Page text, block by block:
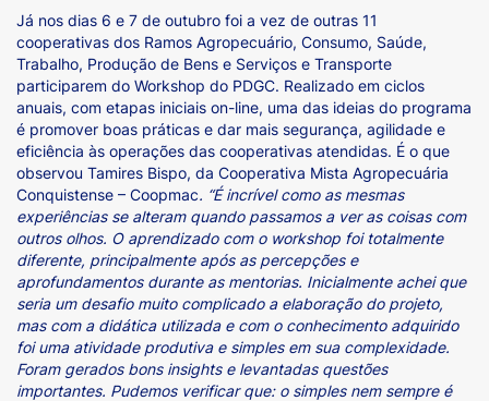
Já nos dias 6 e 7 de outubro foi a vez de outras 11
cooperativas dos Ramos Agropecuário, Consumo, Saúde,
Trabalho, Produção de Bens e Serviços e Transporte
participarem do Workshop do PDGC. Realizado em ciclos
anuais, com etapas iniciais on-line, uma das ideias do programa
é promover boas práticas e dar mais segurança, agilidade e
eficiência às operações das cooperativas atendidas. É o que
observou Tamires Bispo, da Cooperativa Mista Agropecuária
Conquistense – Coopmac. “É incrível como as mesmas
experiências se alteram quando passamos a ver as coisas com
outros olhos. O aprendizado com o workshop foi totalmente
diferente, principalmente após as percepções e
aprofundamentos durante as mentorias. Inicialmente achei que
seria um desafio muito complicado a elaboração do projeto,
mas com a didática utilizada e com o conhecimento adquirido
foi uma atividade produtiva e simples em sua complexidade.
Foram gerados bons insights e levantadas questões
importantes. Pudemos verificar que: o simples nem sempre é